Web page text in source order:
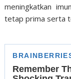
meningkatkan
tetap prima serta